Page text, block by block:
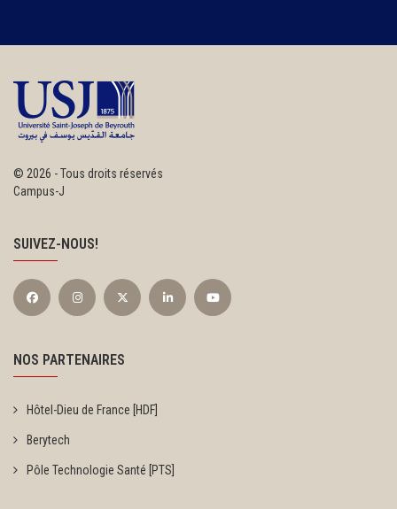
© 2026 - Tous droits réservés
Campus-J
SUIVEZ-NOUS!
NOS PARTENAIRES
Hôtel-Dieu de France [HDF]
Berytech
Pôle Technologie Santé [PTS]